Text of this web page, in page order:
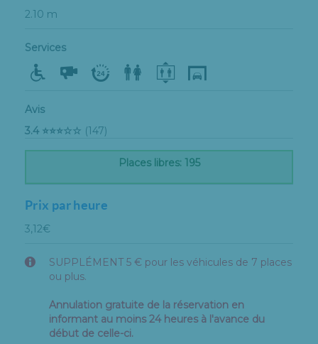
2.10 m
Services
Avis
3.4 ⭐⭐⭐☆☆ (147)
Places libres: 195
Prix par heure
3,12€
SUPPLÉMENT 5 € pour les véhicules de 7 places
ou plus.
Annulation gratuite de la réservation en
informant au moins 24 heures à l'avance du
début de celle-ci.